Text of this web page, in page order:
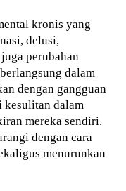
kronis yang
delusi,
perubahan
dalam
dengan gangguan
kesulitan dalam
mereka sendiri.
dengan cara
menurunkan